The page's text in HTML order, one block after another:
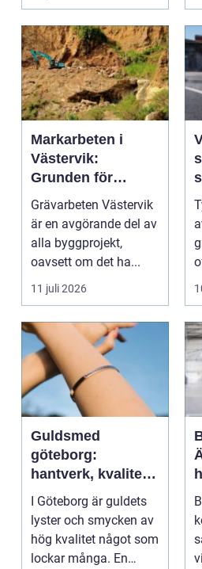
Markarbeten i
Västervik:
Grunden för
hållbara
byggprojekt
Grävarbeten Västervik
är en avgörande del av
alla byggprojekt,
oavsett om det ha...
11 juli 2026
Guldsmed
göteborg:
hantverk, kvalitet
och personlig
service
I Göteborg är guldets
lyster och smycken av
hög kvalitet något som
lockar många. En